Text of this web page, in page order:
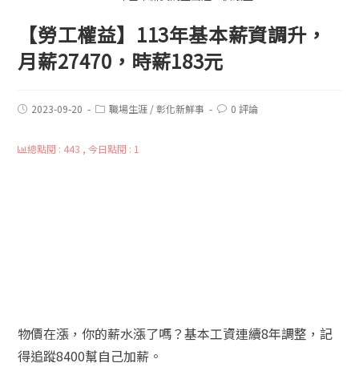
【勞工權益】113年基本薪資調升，
月薪27470，時薪183元
2023-09-20 職場生涯 / 彰化新鮮事 0 評論
總點閱 : 443 , 今日點閱 : 1
物價在漲，你的薪水漲了嗎？基本工資連續8年調整，記
得追蹤8400幫自己加薪。